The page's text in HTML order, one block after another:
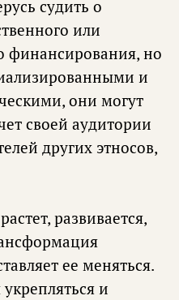
судить о
или
финансирования, но
и
они могут
своей аудитории
других этносов,
развивается,
ее меняться.
и